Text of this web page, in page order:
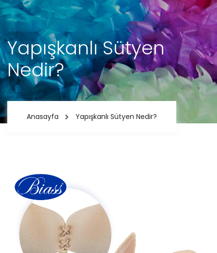
Yapışkanlı Sütyen
Nedir?
Anasayfa Yapışkanlı Sütyen Nedir?